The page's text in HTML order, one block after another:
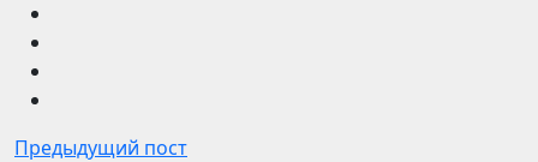
Предыдущий пост